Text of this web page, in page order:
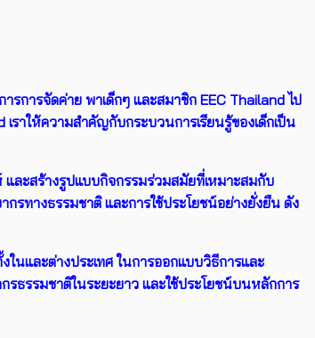
การจัดค่าย พาเด็กๆ และสมาชิก EEC Thailand ไป
าให้ความสำคัญกับกระบวนการเรียนรู้ของเด็กเป็น
และสร้างรูปแบบกิจกรรมร่วมสมัยที่เหมาะสมกับ
รทางธรรมชาติ และการใช้ประโยชน์อย่างยั่งยืน ดัง
นและต่างประเทศ ในการออกแบบวิธีการและ
ธรรมชาติในระยะยาว และใช้ประโยชน์บนหลักการ